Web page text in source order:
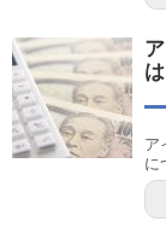
ア
に